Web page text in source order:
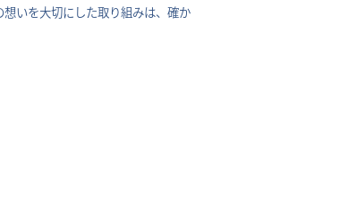
いを大切にした取り組みは、確か